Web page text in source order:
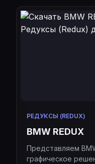
специально для
FPS без ущерба
РЕДУКСЫ (REDUX)
BMW REDUX
Представляем
графическое